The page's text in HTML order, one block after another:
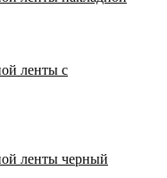
ленты с
ленты черный